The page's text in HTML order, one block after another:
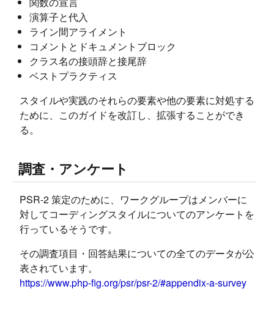
演算子と代入
ライン間アライメント
コメントとドキュメントブロック
クラス名の接頭辞と接尾辞
ベストプラクティス
スタイルや実践のそれらの要素や他の要素に対処する
ために、このガイドを改訂し、拡張することができ
る。
調査・アンケート
PSR-2 策定のために、ワークグループはメンバーに
対してコーディングスタイルについてのアンケートを
行っているそうです。
その調査項目・回答結果についての全てのデータが公
表されています。
https://www.php-fig.org/psr/psr-2/#appendix-a-survey